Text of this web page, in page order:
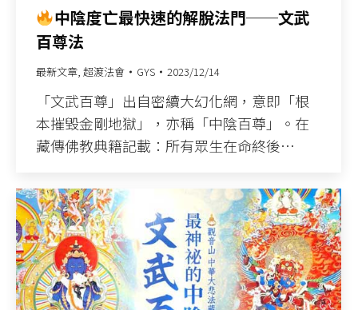
中陰度亡最快速的解脫法門──文武
百尊法
最新文章, 超渡法會 GYS 2023/12/14
「文武百尊」出自密續大幻化網，意即「根
本摧毀金剛地獄」，亦稱「中陰百尊」。在
藏傳佛教典籍記載：所有眾生在命終後…